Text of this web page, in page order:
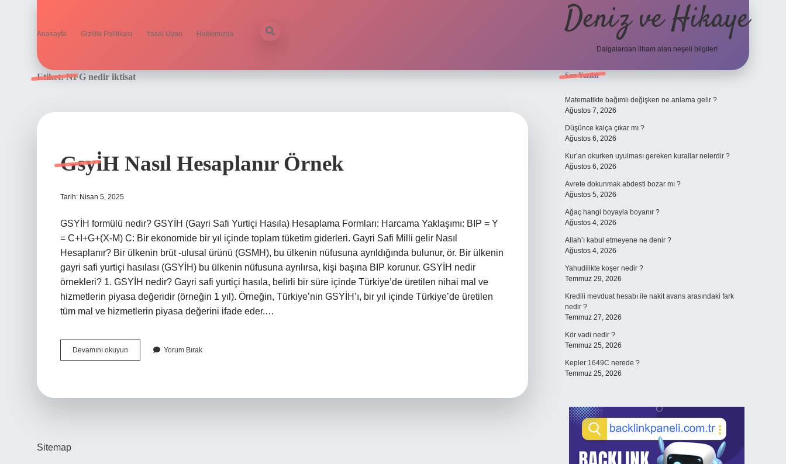
Anasayfa Gizlilik Politikası Yasal Uyarı Hakkımızda Deniz ve Hikaye
Dalgalardan ilham alan neşeli bilgiler!
Etiket:NFG nedir iktisat
Gsyi̇H Nasıl Hesaplanır Örnek
Tarih: Nisan 5, 2025
GSYİH formülü nedir? GSYİH (Gayri Safi Yurtiçi Hasıla) Hesaplama Formları: Harcama Yaklaşımı: BIP = Y
= C+I+G+(X-M) C: Bir ekonomide bir yıl içinde toplam tüketim giderleri. Gayri Safi Milli gelir Nasıl
Hesaplanır? Bir ülkenin brüt -ulusal ürünü (GSMH), bu ülkenin nüfusuna ayrıldığında bulunur, ör. Bir ülkenin
gayri safi yurtiçi hasılası (GSYİH) bu ülkenin nüfusuna ayrılırsa, kişi başına BIP korunur. GSYİH nedir
örnekleri? 1. GSYİH nedir? Gayri safi yurtiçi hasıla, belirli bir süre içinde Türkiye’de üretilen nihai mal ve
hizmetlerin piyasa değeridir (örneğin 1 yıl). Örneğin, Türkiye’nin GSYİH’ı, bir yıl içinde Türkiye’de üretilen
tüm mal ve hizmetlerin piyasa değerini ifade eder.…
Devamını okuyun
Nasıl
Yorum Bırak
Sitemap
Sidebar
Son Yazılar
Matematikte bağımlı değişken ne anlama gelir ?
Ağustos 7, 2026
Düşünce kalça çıkar mı ?
Ağustos 6, 2026
Kur’an okurken uyulması gereken kurallar nelerdir ?
Ağustos 6, 2026
Avrete dokunmak abdesti bozar mı ?
Ağustos 5, 2026
Ağaç hangi boyayla boyanır ?
Ağustos 4, 2026
Allah’ı kabul etmeyene ne denir ?
Ağustos 4, 2026
Yahudilikte koşer nedir ?
Temmuz 29, 2026
Kredili mevduat hesabı ile nakit avans arasındaki fark
nedir ?
Temmuz 27, 2026
Kör vadi nedir ?
Temmuz 25, 2026
Kepler 1649C nerede ?
Temmuz 25, 2026
ilbet yeni giriş